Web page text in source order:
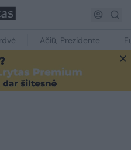
Ačiū, Prezidente